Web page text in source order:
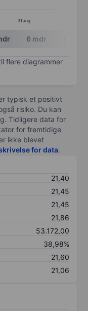
31 aug
6 mdr
flere diagrammer
typisk et positivt
risiko. Du kan
Tidligere data for
for fremtidige
ikke blevet
for data.
21,40
21,45
21,45
21,86
53.172,00
38,98%
21,60
21,06